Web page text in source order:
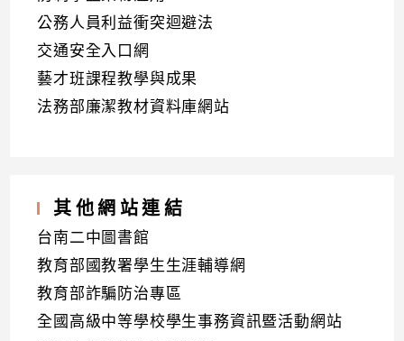
公務人員利益衝突迴避法
交通安全入口網
藝才班課程教學與成果
法務部廉潔教材資料庫網站
其他網站連結
台南二中圖書館
教育部國教署學生生涯輔導網
教育部詐騙防治專區
全國高級中等學校學生事務資訊暨活動網站